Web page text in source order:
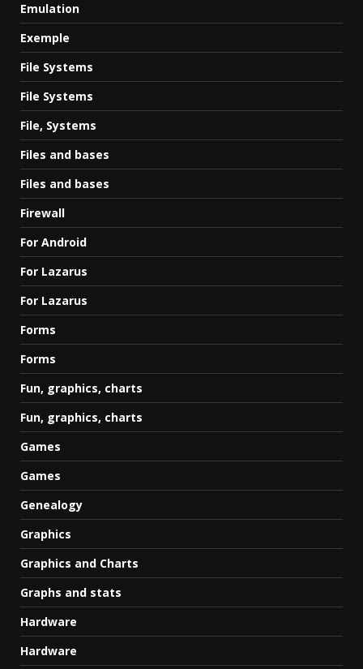
Emulation
Exemple
File Systems
File Systems
File, Systems
Files and bases
Files and bases
Firewall
For Android
For Lazarus
For Lazarus
Forms
Forms
Fun, graphics, charts
Fun, graphics, charts
Games
Games
Genealogy
Graphics
Graphics and Charts
Graphs and stats
Hardware
Hardware